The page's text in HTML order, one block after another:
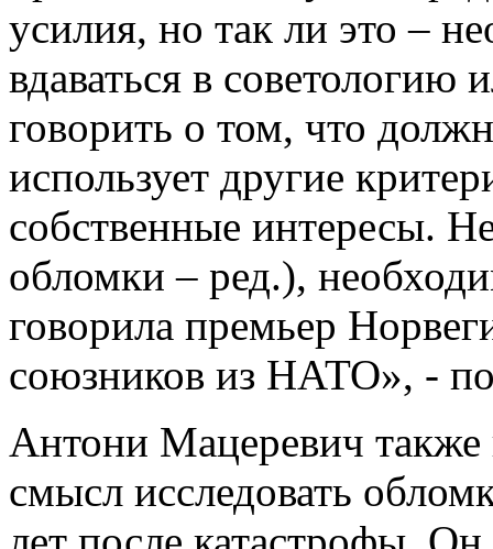
усилия, но так ли это –
вдаваться в
говорить о том, что
использует другие
собственные интересы.
обломки – ред.),
говорила премьер
союзников из НАТО», -
Антони Мацеревич также
смысл исследовать